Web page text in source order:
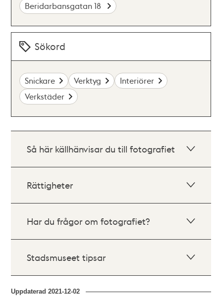
Beridarbansgatan 18
Sökord
Snickare Verktyg
Interiörer
Verkstäder
Så här källhänvisar du till fotografiet
Rättigheter
Har du frågor om fotografiet?
Stadsmuseet tipsar
Uppdaterad2021-12-02